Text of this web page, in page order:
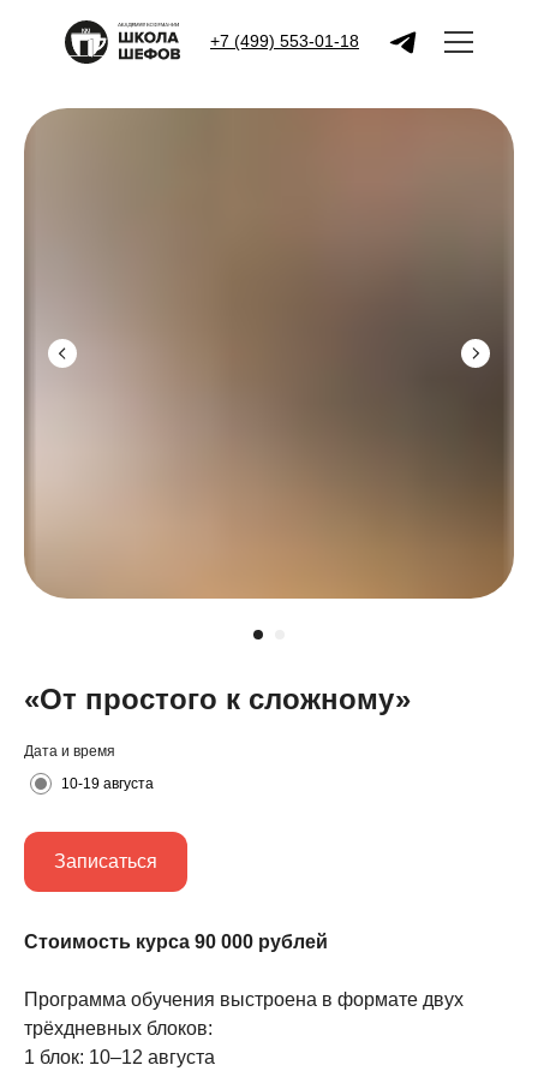
+7 (499) 553-01-18
«От простого к сложному»
Дата и время
10-19 августа
Записаться
Стоимость курса 90 000 рублей
Программа обучения выстроена в формате двух
трёхдневных блоков:
1 блок: 10–12 августа